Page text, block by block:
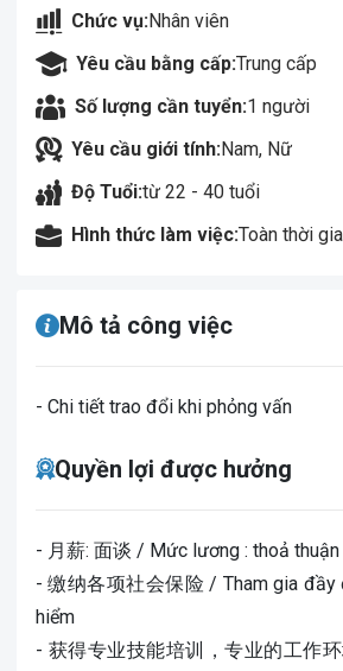
Chức vụ:Nhân viên
Yêu cầu bằng cấp:Trung cấp
Số lượng cần tuyển:1 người
Yêu cầu giới tính:Nam, Nữ
Độ Tuổi:từ 22 - 40 tuổi
Hình thức làm việc:Toàn thời
Mô tả công việc
- Chi tiết trao đổi khi phỏng vấn
Quyền lợi được hưởng
- 月薪: 面谈 / Mức lương : thoả thuận
- 缴纳各项社会保险 / Tham gia đầy
hiểm
- 获得专业技能培训，专业的工作